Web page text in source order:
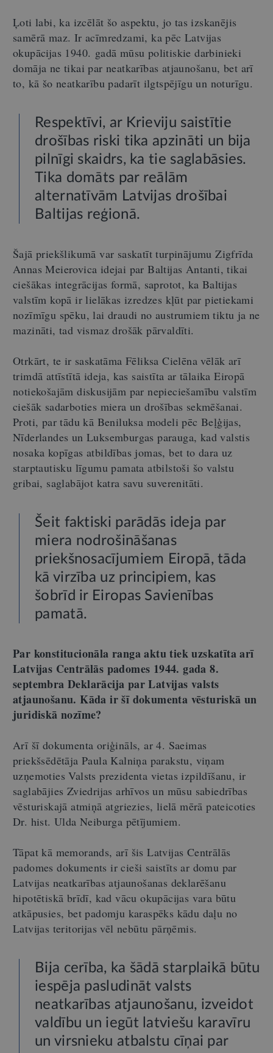
Ļoti labi, ka izcēlāt šo aspektu, jo tas izskanējis
samērā maz. Ir acīmredzami, ka pēc Latvijas
okupācijas 1940. gadā mūsu politiskie darbinieki
domāja ne tikai par neatkarības atjaunošanu, bet arī
to, kā šo neatkarību padarīt ilgtspējīgu un noturīgu.
Respektīvi, ar Krieviju saistītie
drošības riski tika apzināti un bija
pilnīgi skaidrs, ka tie saglabāsies.
Tika domāts par reālām
alternatīvām Latvijas drošībai
Baltijas reģionā.
Šajā priekšlikumā var saskatīt turpinājumu Zigfrīda
Annas Meierovica idejai par Baltijas Antanti, tikai
ciešākas integrācijas formā, saprotot, ka Baltijas
valstīm kopā ir lielākas izredzes kļūt par pietiekami
nozīmīgu spēku, lai draudi no austrumiem tiktu ja ne
mazināti, tad vismaz drošāk pārvaldīti.
Otrkārt, te ir saskatāma Fēliksa Cielēna vēlāk arī
trimdā attīstītā ideja, kas saistīta ar tālaika Eiropā
notiekošajām diskusijām par nepieciešamību valstīm
ciešāk sadarboties miera un drošības sekmēšanai.
Proti, par tādu kā Beniluksa modeli pēc Beļģijas,
Nīderlandes un Luksemburgas parauga, kad valstis
nosaka kopīgas atbildības jomas, bet to dara uz
starptautisku līgumu pamata atbilstoši šo valstu
gribai, saglabājot katra savu suverenitāti.
Šeit faktiski parādās ideja par
miera nodrošināšanas
priekšnosacījumiem Eiropā, tāda
kā virzība uz principiem, kas
šobrīd ir Eiropas Savienības
pamatā.
Par konstitucionāla ranga aktu tiek uzskatīta arī
Latvijas Centrālās padomes 1944. gada 8.
septembra Deklarācija par Latvijas valsts
atjaunošanu. Kāda ir šī dokumenta vēsturiskā un
juridiskā nozīme?
Arī šī dokumenta oriģināls, ar 4. Saeimas
priekšsēdētāja Paula Kalniņa parakstu, viņam
uzņemoties Valsts prezidenta vietas izpildīšanu, ir
saglabājies Zviedrijas arhīvos un mūsu sabiedrības
vēsturiskajā atmiņā atgriezies, lielā mērā pateicoties
Dr. hist. Ulda Neiburga pētījumiem.
Tāpat kā memorands, arī šis Latvijas Centrālās
padomes dokuments ir cieši saistīts ar domu par
Latvijas neatkarības atjaunošanas deklarēšanu
hipotētiskā brīdī, kad vācu okupācijas vara būtu
atkāpusies, bet padomju karaspēks kādu daļu no
Latvijas teritorijas vēl nebūtu pārņēmis.
Bija cerība, ka šādā starplaikā būtu
iespēja pasludināt valsts
neatkarības atjaunošanu, izveidot
valdību un iegūt latviešu karavīru
un virsnieku atbalstu cīņai par